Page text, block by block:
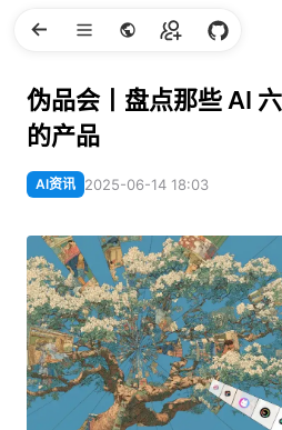
伪品会丨盘点那些 AI
的产品
AI资讯 2025-06-14 18:03